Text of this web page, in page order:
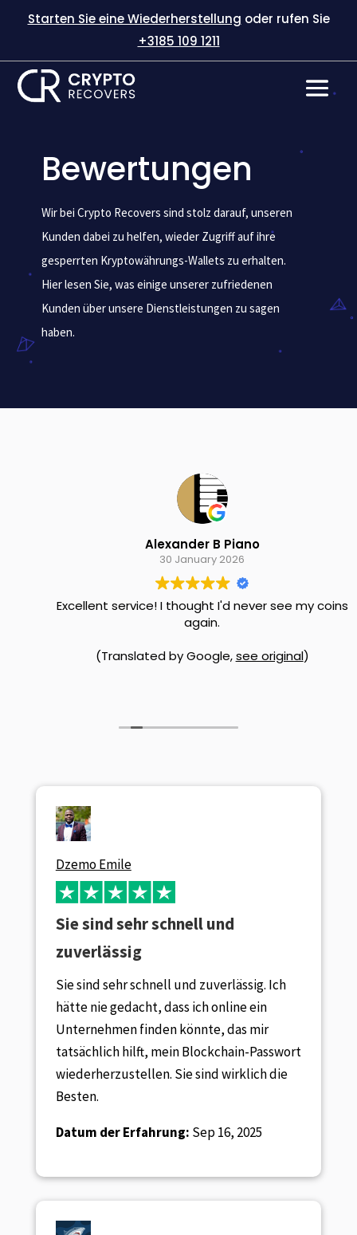
Starten Sie eine Wiederherstellung oder rufen Sie
+3185 109 1211
Bewertungen
Wir bei Crypto Recovers sind stolz darauf, unseren
Kunden dabei zu helfen, wieder Zugriff auf ihre
gesperrten Kryptowährungs-Wallets zu erhalten.
Hier lesen Sie, was einige unserer zufriedenen
Kunden über unsere Dienstleistungen zu sagen
haben.
Alexander B Piano
30 January 2026
Excellent service! I thought I'd never see my coins
again.
(Translated by Google,see original)
Dzemo Emile
Sie sind sehr schnell und
zuverlässig
Sie sind sehr schnell und zuverlässig. Ich
hätte nie gedacht, dass ich online ein
Unternehmen finden könnte, das mir
tatsächlich hilft, mein Blockchain-Passwort
wiederherzustellen. Sie sind wirklich die
Besten.
Datum der Erfahrung: Sep 16, 2025